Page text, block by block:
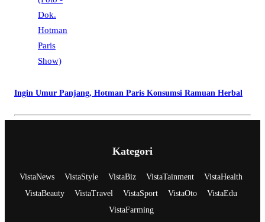
Ingin Umur Panjang, Hotman Paris Konsumsi Ramuan Herbal
Kategori
VistaNews VistaStyle VistaBiz VistaTainment
VistaHealth
VistaBeauty
VistaTravel VistaSport VistaOto
VistaEdu
VistaFarming